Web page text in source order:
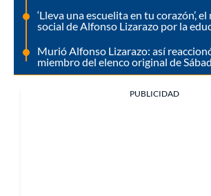
‘Lleva una escuelita en tu corazón’,
social de Alfonso Lizarazo por la
Murió Alfonso Lizarazo: así
miembro del elenco original de
PUBLICIDAD